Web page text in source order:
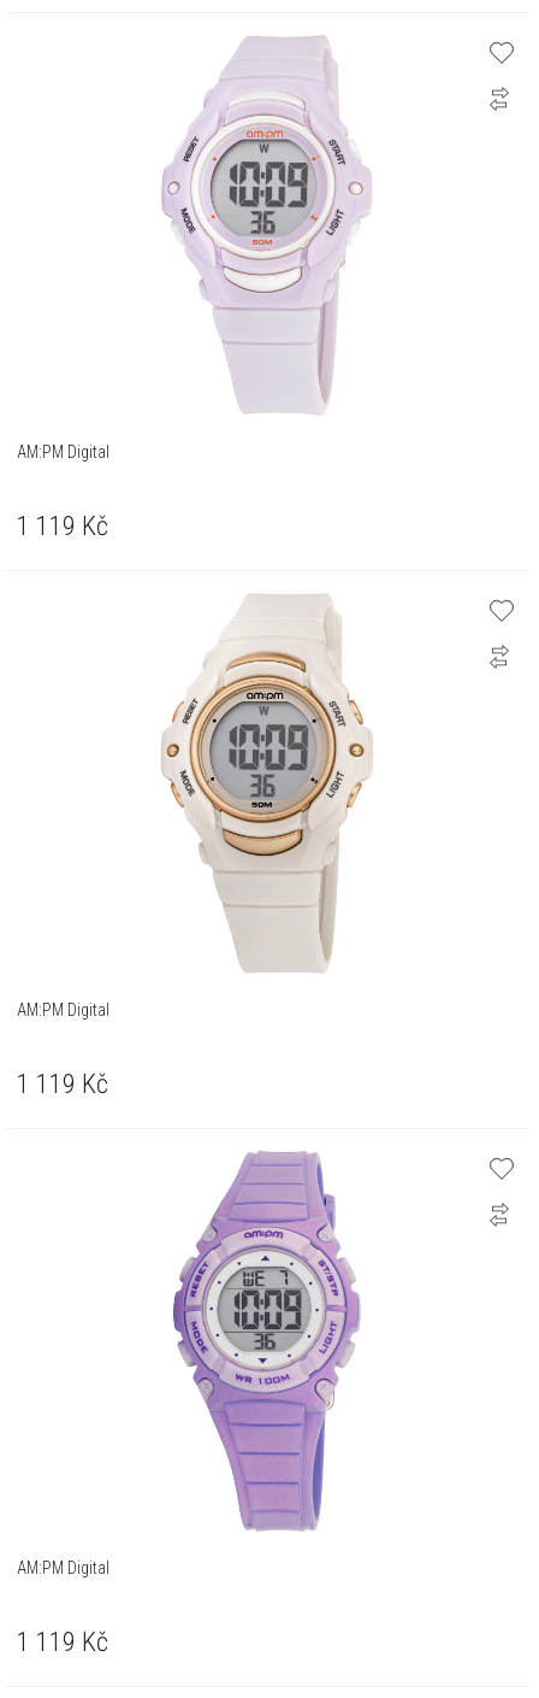
AM:PM Digital
1 119 Kč
AM:PM Digital
1 119 Kč
AM:PM Digital
1 119 Kč